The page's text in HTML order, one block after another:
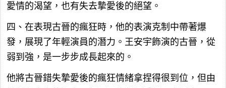
愛情的渴望，也有失去摯愛後的絕望。
四、在表現古晉的瘋狂時，他的表演克制中帶著爆
發，展現了年輕演員的潛力。王安宇飾演的古晉，從
弱到強，是一步步成長起來的。
他將古晉錯失摯愛後的瘋狂情緒拿捏得很到位，但由